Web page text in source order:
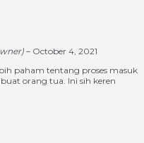
– October 4, 2021
paham tentang proses masuk
orang tua. Ini sih keren